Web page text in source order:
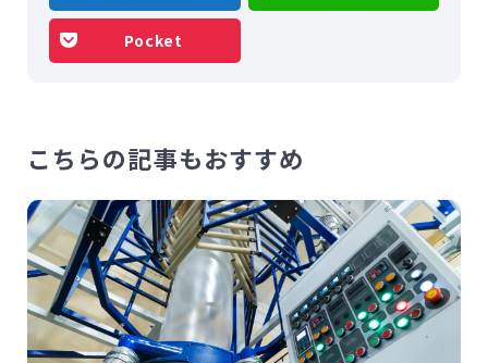
Pocket
こちらの記事もおすすめ